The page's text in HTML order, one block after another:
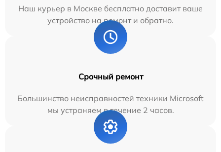
Наш курьер в Москве бесплатно доставит ваше
устройство на ремонт и обратно.
Срочный ремонт
Большинство неисправностей техники Microsoft
мы устраняем в течение 2 часов.